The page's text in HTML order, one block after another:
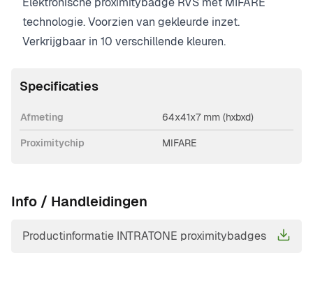
technologie. Voorzien van gekleurde inzet.
Verkrijgbaar in 10 verschillende kleuren.
Specificaties
Afmeting 64x41x7 mm (hxbxd)
Proximitychip MIFARE
Info / Handleidingen
Productinformatie INTRATONE proximitybadges